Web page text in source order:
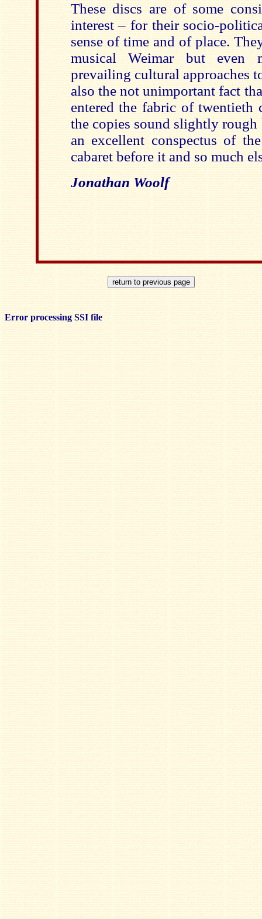
These discs are of some
interest – for their socio-
sense of time and of place.
musical Weimar but even
prevailing cultural approaches
also the not unimportant fact
entered the fabric of
the copies sound slightly
an excellent conspectus of
cabaret before it and so much
Jonathan Woolf
Error processing SSI file